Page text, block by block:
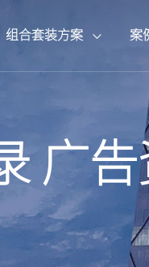
CCTV3综
CCTV7国
CCTV11
CCTV15
{/pboot:if}
江苏卫视
组合套装方案
品牌打造
{/pboot:if}
其他媒体
案
广